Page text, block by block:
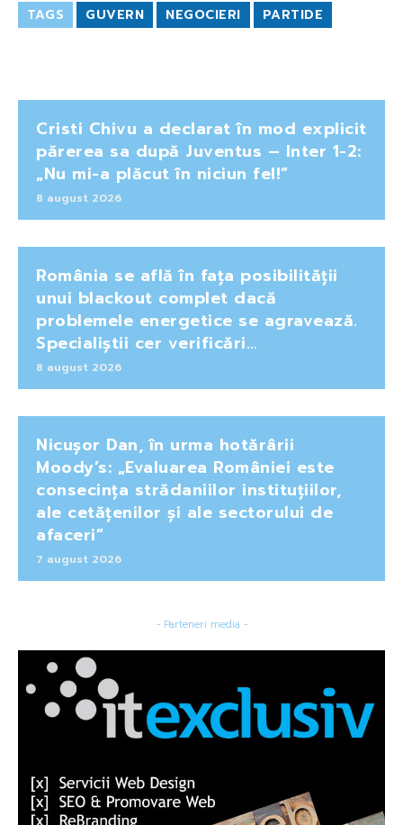
TAGS GUVERN NEGOCIERI PARTIDE
Cristi Chivu a declarat în mod explicit
părerea sa după Juventus – Inter 1-2:
„Nu mi-a plăcut în niciun fel!”
8 august 2026
România se află în fața posibilității
unui blackout complet dacă
problemele energetice se agravează.
Specialiștii cer verificări…
8 august 2026
Nicușor Dan, în urma hotărârii
Moody’s: „Evaluarea României este
consecința strădaniilor instituțiilor,
ale cetățenilor și ale sectorului de
afaceri”
7 august 2026
- Parteneri media -